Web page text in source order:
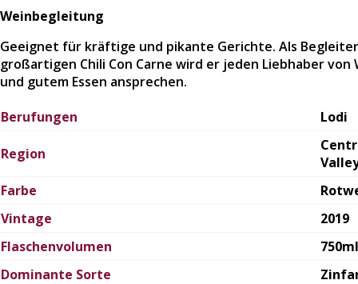
Berufungen Lodi
Region
Farbe
Vintage
2019
Flaschenvolumen
750ml
Dominante Sorte
Weinbegleitung
Geeignet für kräftige und pikante Gerichte. Als
großartigen Chili Con Carne wird er jeden Liebhaber von
und gutem Essen ansprechen.